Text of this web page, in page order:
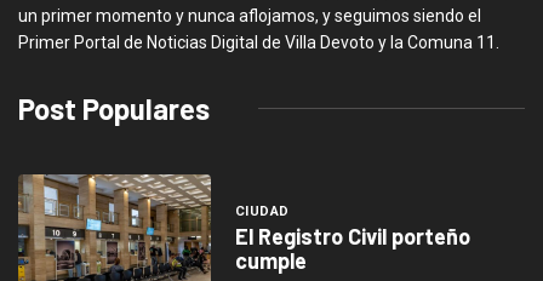
un primer momento y nunca aflojamos, y seguimos siendo el
Primer Portal de Noticias Digital de Villa Devoto y la Comuna 11.
Post Populares
CIUDAD
El Registro Civil porteño
cumple